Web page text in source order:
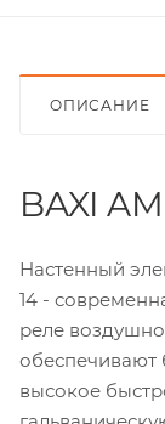
ОПИСАНИЕ
BAXI
Настенный
14 -
реле
обеспечивают
высокое